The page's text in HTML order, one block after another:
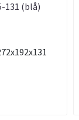
131 (blå)